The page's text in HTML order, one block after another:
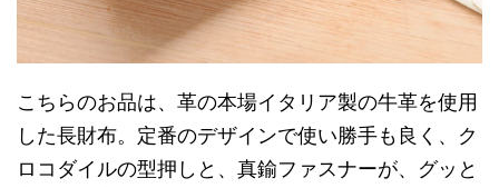
こちらのお品は、革の本場イタリア製の牛革を使用
した長財布。定番のデザインで使い勝手も良く、ク
ロコダイルの型押しと、真鍮ファスナーが、グッと